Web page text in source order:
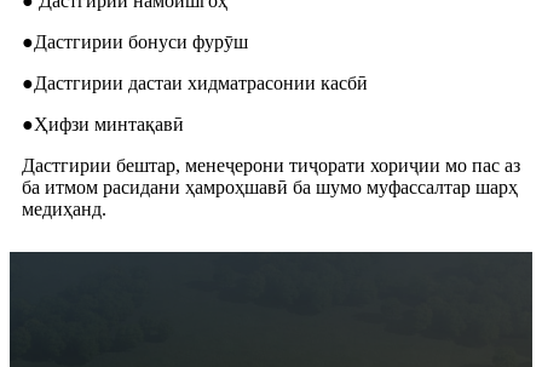
●Дастгирии бонуси фурӯш
●Дастгирии дастаи хидматрасонии касбӣ
●Ҳифзи минтақавӣ
Дастгирии бештар, менеҷерони тиҷорати хориҷии мо пас аз
ба итмом расидани ҳамроҳшавӣ ба шумо муфассалтар шарҳ
медиҳанд.